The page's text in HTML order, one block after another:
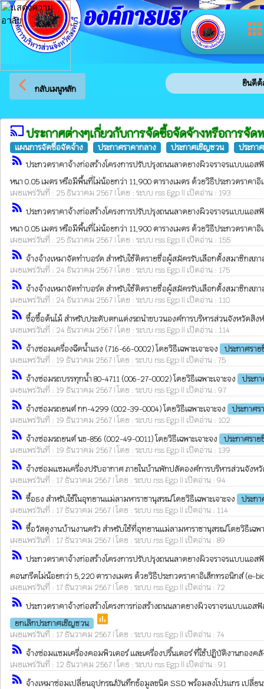
apps
องค์การบริหารส่วน
arrow_back_ios กลับเมนูหลัก
ยินดีต้อน
castประกาศต่างๆเกี่ยวกับการจัดซื้อจัดจ้างหรือการจัด
แผนการจัดซื้อจัดจ้าง ประกาศราคากลาง ประกาศเชิญชวน ประกา
rss_feed ประกวดราคาจ้างก่อสร้างโครงการปรับปรุงถนนลาดยางผิวจราจรแบบแ
หนา 0.05 เมตร หรือมีพื้นที่ไม่น้อยกว่า 11,900 ตารางเมตร ด้วยวิธีประกวดราคา
เผยแพร่วันที่ : 25 ธันวาคม 2567 | โดย : ระบบ rss Egp || เปิดอ่าน : 193
rss_feed ประกวดราคาจ้างก่อสร้างโครงการปรับปรุงถนนลาดยางผิวจราจรแบบแ
หนา 0.05 เมตร หรือมีพื้นที่ไม่น้อยกว่า 11,900 ตารางเมตร ด้วยวิธีประกวดราคา
เผยแพร่วันที่ : 25 ธันวาคม 2567 | โดย : ระบบ rss Egp || เปิดอ่าน : 155
rss_feed จ้างจ้างเหมาจัดทำบอร์ด สำหรับใช้ติดรายชื่อผู้สมัครรับเลือกตั้งสมาชิกสภ
เผยแพร่วันที่ : 24 ธันวาคม 2567 | โดย : ระบบ rss Egp || เปิดอ่าน : 175
rss_feed จ้างจ้างเหมาจัดทำบอร์ด สำหรับใช้ติดรายชื่อผู้สมัครรับเลือกตั้งสมาชิกสภ
เผยแพร่วันที่ : 24 ธันวาคม 2567 | โดย : ระบบ rss Egp || เปิดอ่าน : 110
rss_feed ซื้อซื้อต้นไม้ สำหรับประดับตกแต่งรถนำขบวนองค์การบริหารส่วนจังหวัดสิงห์
เผยแพร่วันที่ : 24 ธันวาคม 2567 | โดย : ระบบ rss Egp || เปิดอ่าน : 114
rss_feed จ้างซ่อมเครื่องฉีดน้ำแรง (716-66-0002) โดยวิธีเฉพาะเจาะจง
ประกาศรา
เผยแพร่วันที่ : 19 ธันวาคม 2567 | โดย : ระบบ rss Egp || เปิดอ่าน : 75
rss_feed จ้างซ่อมรถบรรทุกน้ำ 80-4711 (006-27-0002) โดยวิธีเฉพาะเจาะจง
ประก
เผยแพร่วันที่ : 19 ธันวาคม 2567 | โดย : ระบบ rss Egp || เปิดอ่าน : 97
rss_feed จ้างซ่อมรถยนต์ กก-4299 (002-39-0004) โดยวิธีเฉพาะเจาะจง
ประกาศร
เผยแพร่วันที่ : 19 ธันวาคม 2567 | โดย : ระบบ rss Egp || เปิดอ่าน : 102
rss_feed จ้างซ่อมรถยนต์ นข-856 (002-49-0011) โดยวิธีเฉพาะเจาะจง
ประกาศราย
เผยแพร่วันที่ : 19 ธันวาคม 2567 | โดย : ระบบ rss Egp || เปิดอ่าน : 139
rss_feed จ้างซ่อมแซมเครื่องปรับอากาศ ภายในบ้านพักปลัดองค์การบริหารส่วนจังหวั
เผยแพร่วันที่ : 17 ธันวาคม 2567 | โดย : ระบบ rss Egp || เปิดอ่าน : 94
rss_feed ซื้อธง สำหรับใช้ในอุทยานแม่ลามหาราชานุสรณ์ โดยวิธีเฉพาะเจาะจง
ประก
เผยแพร่วันที่ : 17 ธันวาคม 2567 | โดย : ระบบ rss Egp || เปิดอ่าน : 114
rss_feed ซื้อวัสดุงานบ้านงานครัว สำหรับใช้ที่อุทยานแม่ลามหาราชานุสรณ์ โดยวิธีเฉพา
เผยแพร่วันที่ : 17 ธันวาคม 2567 | โดย : ระบบ rss Egp || เปิดอ่าน : 89
rss_feed ประกวดราคาจ้างก่อสร้างโครงการปรับปรุงถนนลาดยางผิวจราจรแบบแ
คอนกรีตไม่น้อยกว่า 5,220 ตารางเมตร ด้วยวิธีประกวดราคาอิเล็กทรอนิกส์ (e-
เผยแพร่วันที่ : 17 ธันวาคม 2567 | โดย : ระบบ rss Egp || เปิดอ่าน : 72
rss_feed ประกวดราคาจ้างก่อสร้างโครงการก่อสร้างถนนลาดยางผิวจราจรแบบแ
ยกเลิกประกาศเชิญชวน
poll
เผยแพร่วันที่ : 17 ธันวาคม 2567 | โดย : ระบบ rss Egp || เปิดอ่าน : 74
rss_feed จ้างซ่อมแซมเครื่องคอมพิวเตอร์ และเครื่องปริ้นเตอร์ ที่ใช้ปฏิบัติงานกองค
เผยแพร่วันที่ : 12 ธันวาคม 2567 | โดย : ระบบ rss Egp || เปิดอ่าน : 91
rss_feed จ้างเหมาซ่อมเปลี่ยนอุปกรณ์บันทึกข้อมูลขนิด SSD พร้อมลงโปรแกร เปลี่ยน